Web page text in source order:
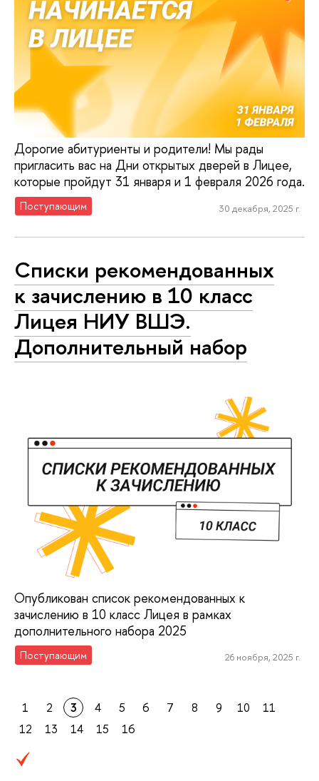
Дорогие абитуриенты и родители! Мы рады
пригласить вас на Дни открытых дверей в Лицее,
которые пройдут 31 января и 1 февраля 2026 года.
Поступающим 30 декабря, 2025 г.
Списки рекомендованных
к зачислению в 10 класс
Лицея НИУ ВШЭ.
Дополнительный набор
Опубликован список рекомендованных к
зачислению в 10 класс Лицея в рамках
дополнительного набора 2025
Поступающим 26 ноября, 2025 г.
1 2 3 4 5 6 7 8 9 10
11
12
13 14 15 16